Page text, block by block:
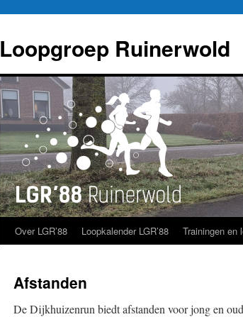
inhoud
Loopgroep Ruinerwold
Over LGR’88 Loopkalender LGR’88 Trainingen en
Afstanden
De Dijkhuizenrun biedt afstanden voor jong en